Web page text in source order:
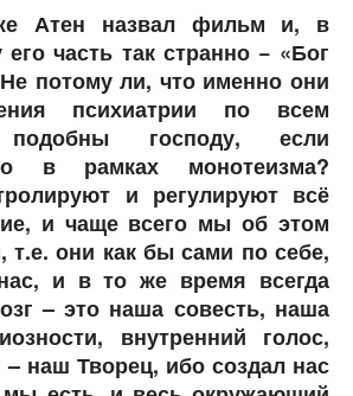
Атен назвал фильм и, в
его часть так странно − «Бог
потому ли, что именно они
психиатрии по всем
подобны господу, если
в рамках монотеизма?
и регулируют всё
и чаще всего мы об этом
т.е. они как бы сами по себе,
и в то же время всегда
– это наша совесть, наша
внутренний голос,
наш Творец, ибо создал нас